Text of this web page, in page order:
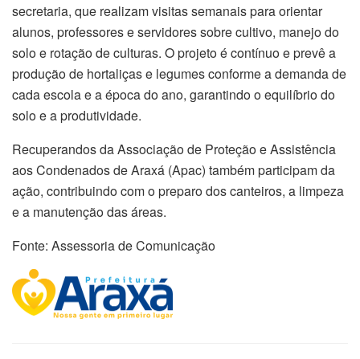
secretaria, que realizam visitas semanais para orientar
alunos, professores e servidores sobre cultivo, manejo do
solo e rotação de culturas. O projeto é contínuo e prevê a
produção de hortaliças e legumes conforme a demanda de
cada escola e a época do ano, garantindo o equilíbrio do
solo e a produtividade.
Recuperandos da Associação de Proteção e Assistência
aos Condenados de Araxá (Apac) também participam da
ação, contribuindo com o preparo dos canteiros, a limpeza
e a manutenção das áreas.
Fonte: Assessoria de Comunicação